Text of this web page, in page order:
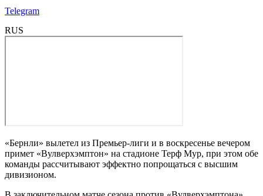
Telegram
RUS
«Бернли» вылетел из Премьер-лиги и в воскресенье вечером
примет «Вулверхэмптон» на стадионе Терф Мур, при этом обе
команды рассчитывают эффектно попрощаться с высшим
дивизионом.